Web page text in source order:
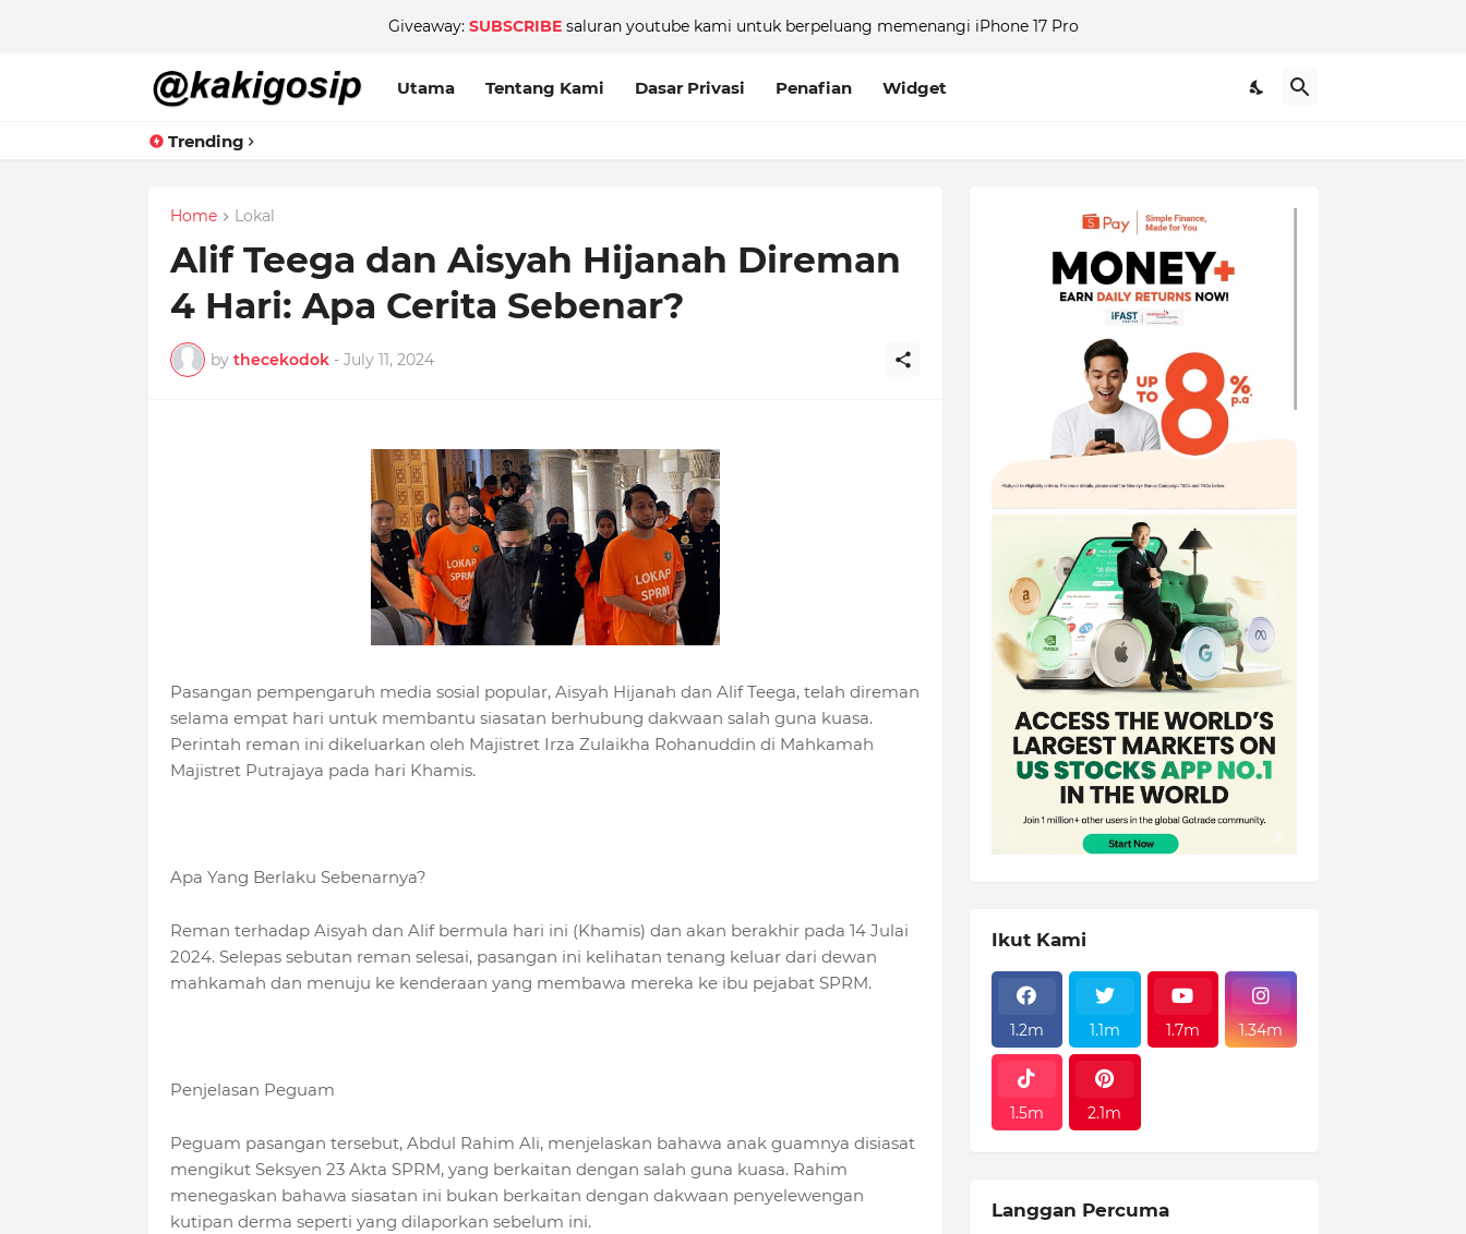
Giveaway: SUBSCRIBEsaluran youtube kami untuk berpeluang memenangi iPhone 17 Pro
Utama Tentang Kami Dasar Privasi Penafian Widget
Trending
Home Lokal
Alif Teega dan Aisyah Hijanah Direman
4 Hari: Apa Cerita Sebenar?
by thecekodok - July 11, 2024
Pasangan pempengaruh media sosial popular, Aisyah Hijanah dan Alif Teega, telah direman
selama empat hari untuk membantu siasatan berhubung dakwaan salah guna kuasa.
Perintah reman ini dikeluarkan oleh Majistret Irza Zulaikha Rohanuddin di Mahkamah
Majistret Putrajaya pada hari Khamis.
Apa Yang Berlaku Sebenarnya?
Reman terhadap Aisyah dan Alif bermula hari ini (Khamis) dan akan berakhir pada 14 Julai
2024. Selepas sebutan reman selesai, pasangan ini kelihatan tenang keluar dari dewan
mahkamah dan menuju ke kenderaan yang membawa mereka ke ibu pejabat SPRM.
Penjelasan Peguam
Peguam pasangan tersebut, Abdul Rahim Ali, menjelaskan bahawa anak guamnya disiasat
mengikut Seksyen 23 Akta SPRM, yang berkaitan dengan salah guna kuasa. Rahim
menegaskan bahawa siasatan ini bukan berkaitan dengan dakwaan penyelewengan
kutipan derma seperti yang dilaporkan sebelum ini.
Ikut Kami
1.2m 1.1m 1.7m 1.34m
1.5m 2.1m
Langgan Percuma